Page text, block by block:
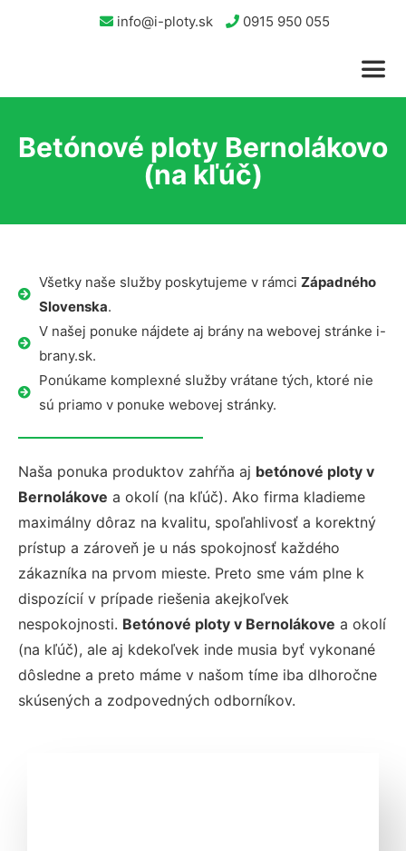
info@i-ploty.sk 0915 950 055
Betónové ploty Bernolákovo
(na kľúč)
Všetky naše služby poskytujeme v rámci Západného
Slovenska.
V našej ponuke nájdete aj brány na webovej stránke i-
brany.sk.
Ponúkame komplexné služby vrátane tých, ktoré nie
sú priamo v ponuke webovej stránky.
Naša ponuka produktov zahŕňa aj betónové ploty v
Bernolákove a okolí (na kľúč). Ako firma kladieme
maximálny dôraz na kvalitu, spoľahlivosť a korektný
prístup a zároveň je u nás spokojnosť každého
zákazníka na prvom mieste. Preto sme vám plne k
dispozícií v prípade riešenia akejkoľvek
nespokojnosti. Betónové ploty v Bernolákove a okolí
(na kľúč), ale aj kdekoľvek inde musia byť vykonané
dôsledne a preto máme v našom tíme iba dlhoročne
skúsených a zodpovedných odborníkov.